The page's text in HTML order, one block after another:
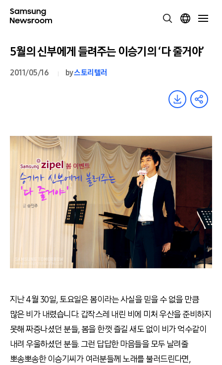
5월의 신부에게 들려주는 이승기의 ‘다 줄거야’
2011/05/16 by스토리텔러
지난 4월 30일, 토요일은 봄이라는 사실을 믿을 수 없을 만큼
많은 비가 내렸습니다. 갑작스레 내린 비에 미처 우산을 준비하지
못해 짜증나셨던 분들, 봄을 한껏 즐길 새도 없이 비가 억수같이
내려 우울하셨던 분들. 그런 답답한 마음들을 모두 날려줄
뽀송뽀송한 이승기씨가 여러분들께 노래를 불러드린다면,